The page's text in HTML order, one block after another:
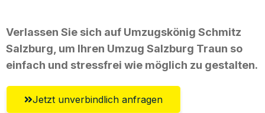
Verlassen Sie sich auf Umzugskönig Schmitz
Salzburg, um Ihren Umzug Salzburg Traun so
einfach und stressfrei wie möglich zu gestalten.
Jetzt unverbindlich anfragen